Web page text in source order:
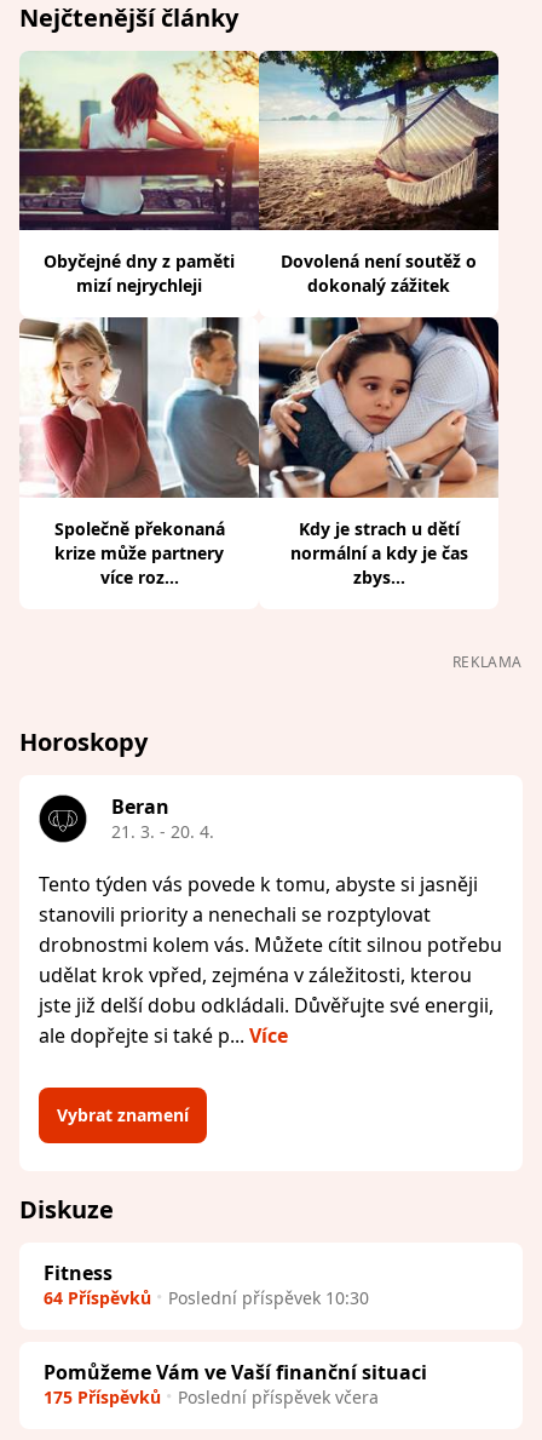
Nejčtenější články
Obyčejné dny z paměti
mizí nejrychleji
Dovolená není soutěž o
dokonalý zážitek
Společně překonaná
krize může partnery
více roz...
Kdy je strach u dětí
normální a kdy je čas
zbys...
REKLAMA
Horoskopy
Beran
21. 3. - 20. 4.
Tento týden vás povede k tomu, abyste si jasněji
stanovili priority a nenechali se rozptylovat
drobnostmi kolem vás. Můžete cítit silnou potřebu
udělat krok vpřed, zejména v záležitosti, kterou
jste již delší dobu odkládali. Důvěřujte své energii,
ale dopřejte si také p... Více
Vybrat znamení
Diskuze
Fitness
64 Příspěvků Poslední příspěvek 10:30
Pomůžeme Vám ve Vaší finanční situaci
175 Příspěvků Poslední příspěvek včera